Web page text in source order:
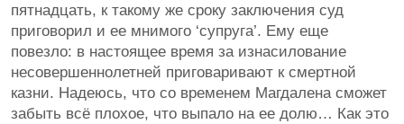
пятнадцать, к такому же сроку заключения суд
приговорил и ее мнимого ‘супруга’. Ему еще
повезло: в настоящее время за изнасилование
несовершеннолетней приговаривают к смертной
казни. Надеюсь, что со временем Магдалена сможет
забыть всё плохое, что выпало на ее долю… Как это